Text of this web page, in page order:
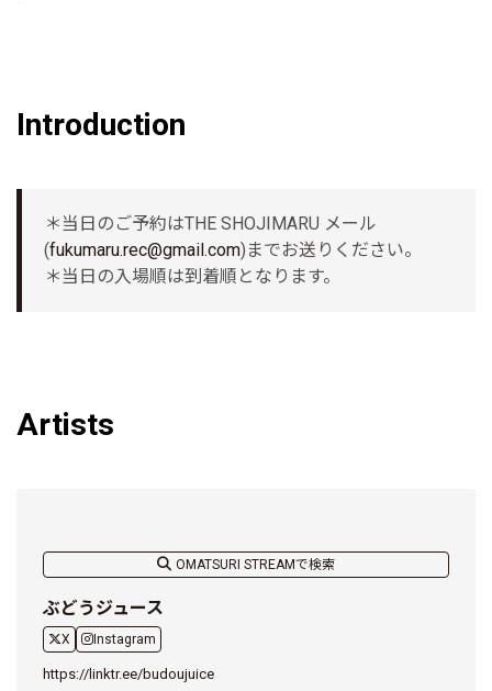
Introduction
＊当日のご予約はTHE SHOJIMARU メール
(fukumaru.rec@gmail.com)までお送りください。
＊当日の入場順は到着順となります。
Artists
OMATSURI STREAMで検索
ぶどうジュース
X Instagram
https://linktr.ee/budoujuice